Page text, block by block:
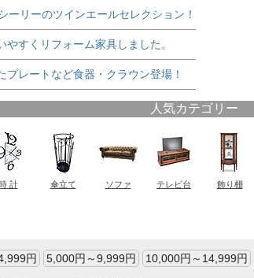
ーリーのツインエールセレクション！
すくリフォーム家具しました。
プレートなど食器・クラウン登場！
円 5,000円～9,999円 10,000円～14,999円